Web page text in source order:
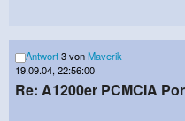
Antwort3 vonMaverik
19.09.04, 22:56:00
Re: A1200er PCMCIA